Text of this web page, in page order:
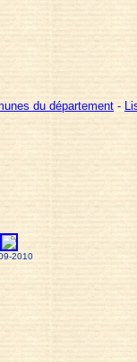
du département -
2010